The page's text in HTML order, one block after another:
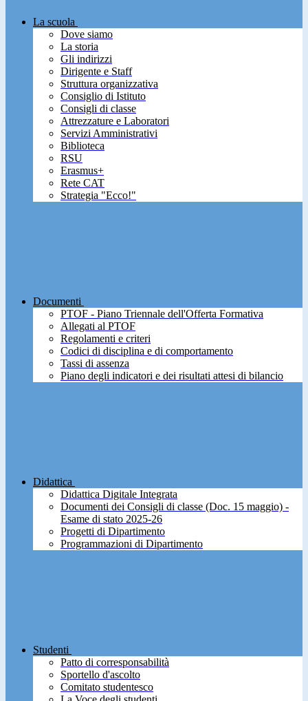
La scuola
Dove siamo
La storia
Gli indirizzi
Dirigente e Staff
Struttura organizzativa
Consiglio di Istituto
Consigli di classe
Attrezzature e Laboratori
Servizi Amministrativi
Biblioteca
RSU
Erasmus+
Rete CAT
Strategia "Ecco!"
Documenti
PTOF - Piano Triennale dell'Offerta Formativa
Allegati al PTOF
Regolamenti e criteri
Codici di disciplina e di comportamento
Tassi di assenza
Piano degli indicatori e dei risultati attesi di bilancio
Didattica
Didattica Digitale Integrata
Documenti dei Consigli di classe (Doc. 15 maggio) -
Esame di stato 2025-26
Progetti di Dipartimento
Programmazioni di Dipartimento
Studenti
Patto di corresponsabilità
Sportello d'ascolto
Comitato studentesco